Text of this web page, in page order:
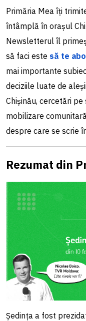
Primăria Mea îți
întâmplă în orașul
Newsletterul îl
să faci este să te
mai importante
deciziile luate de
Chișinău, cercetări
mobilizare
despre care se scrie
Rezumat din
Ședința a fost